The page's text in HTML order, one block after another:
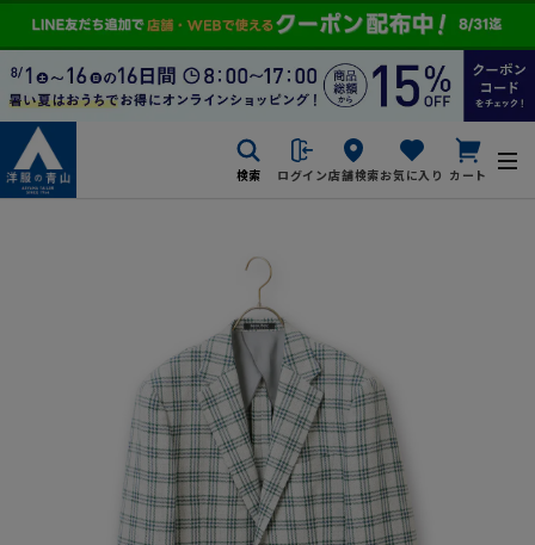
検索 ログイン店舗検索お気に入り カート